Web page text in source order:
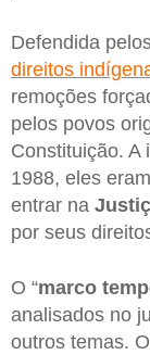
Defendida
direitos
remoções
pelos povos
Constituição. A
1988, eles
entrar na
por seus
O “marco
analisados no
outros temas. O